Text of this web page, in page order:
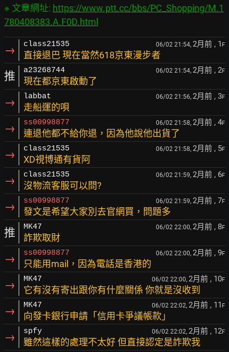
※ 文章網址: https://www.ptt.cc/bbs/PC_Shopping/M.1
780408383.A.F0D.html
→ class21535 06/02 21:54, 2月前 , 1 F
直接退巴 現在當然618京東漫步者
推 a23268744 06/02 21:54, 2月前 , 2F
現在都京東啟動了
→ labbat 06/02 21:56, 2月前 , 3F
走船運的唄
→ ss00998877 06/02 21:58, 2月前 , 4F
連退他都不給你退，因為他說他出貨了
→ class21535 06/02 21:58, 2月前 , 5F
XD視博通有貨阿
→ class21535 06/02 21:59, 2月前 , 6F
沒物流客服可以問?
→ ss00998877 06/02 21:59, 2月前 , 7F
發文是希望大家別去官網買，問題多
推 MK47 06/02 22:00, 2月前 , 8F
詐欺取財
→ ss00998877 06/02 22:00, 2月前 , 9F
只能用mail，因為電話是香港的
→ MK47 06/02 22:00, 2月前 , 10F
它有沒有寄出跟你有什麼關係 你就是沒收到
→ MK47 06/02 22:02, 2月前 , 11 F
向發卡銀行申請「信用卡爭議帳款」
→ spfy 06/02 22:02, 2月前 , 12F
雖然這樣的處理不太好 但直接認定是詐欺我